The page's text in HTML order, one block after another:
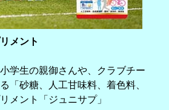
メント
学生の親御さんや、クラブチー
「砂糖、人工甘味料、着色料、
メント「ジュニサプ」